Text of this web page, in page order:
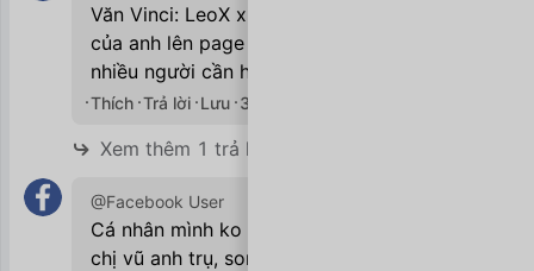
Văn Vinci: LeoX xin phép được share bài
của anh lên page để lan tỏa được đến
nhiều người cần hơn nhé? :)
Thích Trả lời Lưu 30/12/2019
Xem thêm 1 trả lời
@Facebook User
Cá nhân mình ko khoái mấy ý tưởng kiểu
chị vũ anh trụ, sorry. Mình chỉ tin vào nỗ